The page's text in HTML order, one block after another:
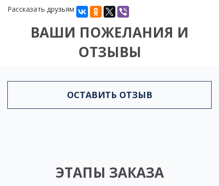
Рассказать друзьям
ВАШИ ПОЖЕЛАНИЯ И
ОТЗЫВЫ
ОСТАВИТЬ ОТЗЫВ
ЭТАПЫ ЗАКАЗА